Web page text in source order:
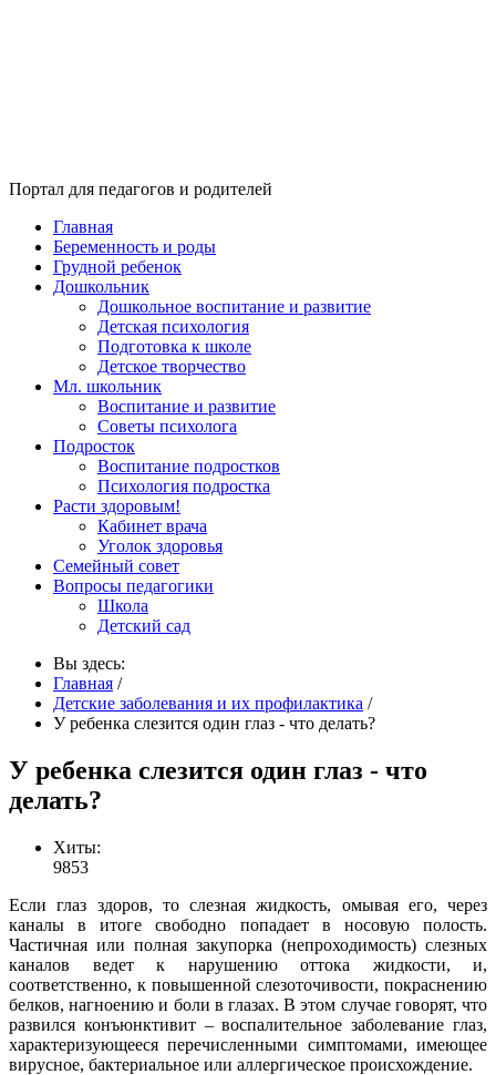
Портал для педагогов и родителей
Главная
Беременность и роды
Грудной ребенок
Дошкольник
Дошкольное воспитание и развитие
Детская психология
Подготовка к школе
Детское творчество
Мл. школьник
Воспитание и развитие
Советы психолога
Подросток
Воспитание подростков
Психология подростка
Расти здоровым!
Кабинет врача
Уголок здоровья
Семейный совет
Вопросы педагогики
Школа
Детский сад
Вы здесь:
Главная /
Детские заболевания и их профилактика /
У ребенка слезится один глаз - что делать?
У ребенка слезится один глаз - что
делать?
Хиты:
9853
Если глаз здоров, то слезная жидкость, омывая его, через
каналы в итоге свободно попадает в носовую полость.
Частичная или полная закупорка (непроходимость) слезных
каналов ведет к нарушению оттока жидкости, и,
соответственно, к повышенной слезоточивости, покраснению
белков, нагноению и боли в глазах. В этом случае говорят, что
развился конъюнктивит – воспалительное заболевание глаз,
характеризующееся перечисленными симптомами, имеющее
вирусное, бактериальное или аллергическое происхождение.